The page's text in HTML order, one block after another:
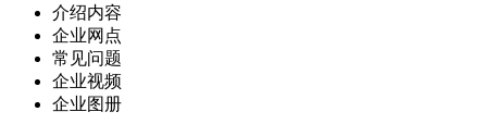
介绍内容
企业网点
常见问题
企业视频
企业图册